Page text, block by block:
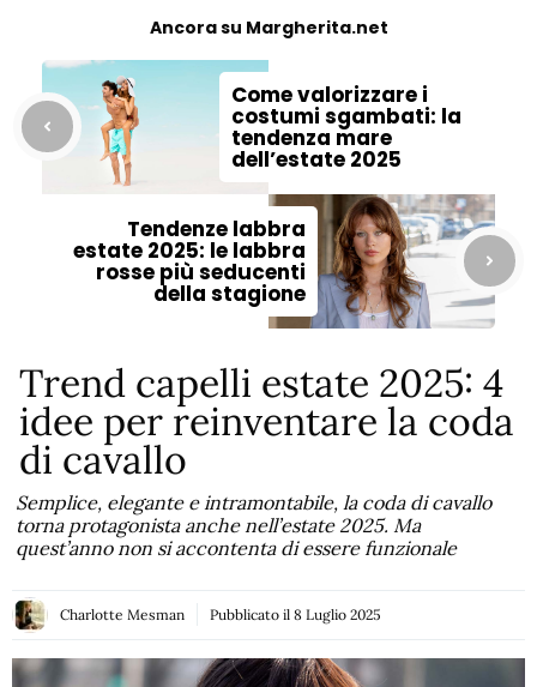
Ancora su Margherita.net
Come valorizzare i
costumi sgambati: la
tendenza mare
dell’estate 2025
Tendenze labbra
estate 2025: le labbra
rosse più seducenti
della stagione
Trend capelli estate 2025: 4
idee per reinventare la coda
di cavallo
Semplice, elegante e intramontabile, la coda di cavallo
torna protagonista anche nell’estate 2025. Ma
quest’anno non si accontenta di essere funzionale
Charlotte Mesman Pubblicato il 8 Luglio 2025